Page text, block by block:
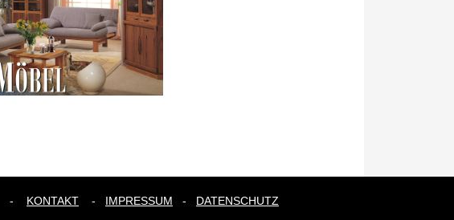
- KONTAKT - IMPRESSUM - DATENSCHUTZ